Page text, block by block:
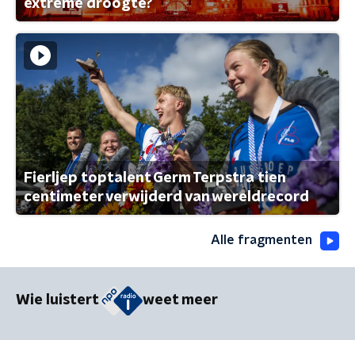
extreme droogte?
Fierljep toptalent Germ Terpstra tien
centimeter verwijderd van wereldrecord
Alle fragmenten
Wie luistert weet meer